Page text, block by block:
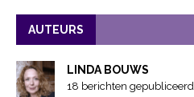
AUTEURS
LINDA BOUWS
18 berichten gepubliceerd